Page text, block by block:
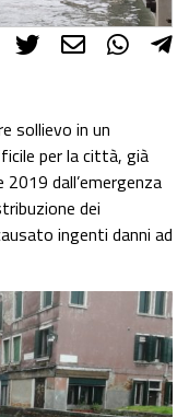
sollievo in un
per la città, già
dall’emergenza
dei
ingenti danni ad